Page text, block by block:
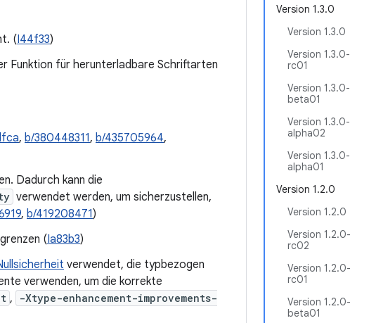
Version 1.3.0
Version 1.3.0
Version 1.3.0-
rc01
Version 1.3.0-
beta01
Version 1.3.0-
alpha02
Version 1.3.0-
alpha01
Version 1.2.0
Version 1.2.0
Version 1.2.0-
rc02
Version 1.2.0-
rc01
Version 1.2.0-
beta01
(I44f33)
Funktion für herunterladbare Schriftarten
, b/380448311, b/435705964,
Dadurch kann die
verwendet werden, um sicherzustellen,
, b/419208471)
(Ia83b3)
verwendet, die typbezogen
verwenden, um die korrekte
,
-Xtype-enhancement-improvements-